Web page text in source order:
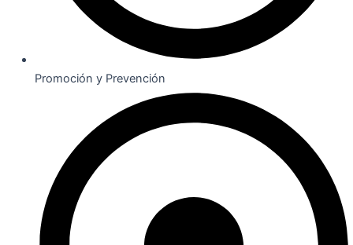
Promoción y Prevención